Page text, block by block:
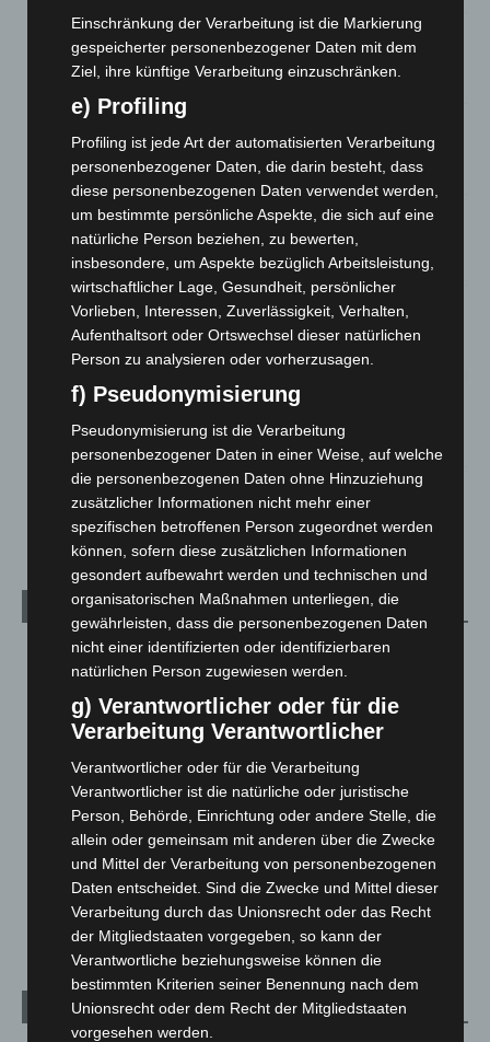
Niedersachsen: Feuerwehrkräfte kehren nach
Waldbrandeinsatz aus Spanien zurück
7. August 2026
Hannover: Erste Tigermücken-Population in Niedersachsen
entdeckt
7. August 2026
Brand im „Haus der Begegnung“ in Neuwarmbüchen schnell
eingedämmt
6. August 2026
Region Hannover: 21 neue Notfallsanitäter starten beim
Roten Kreuz
5. August 2026
Mann läuft mit Hockeyschläger über A7 – Polizei sucht
Celle: Mensch stirbt bei Bagger-Unfall auf Baustelle
5. August 2026
Kategorien
Blaulicht
Hannover und Region
Leserbriefe
Menschen
Über uns
Veranstaltungen
1.888
1.271
Archiv
Einschränkung der Verarbeitung ist die Markierung
gespeicherter personenbezogener Daten mit dem
Ziel, ihre künftige Verarbeitung einzuschränken.
e) Profiling
Profiling ist jede Art der automatisierten Verarbeitung
personenbezogener Daten, die darin besteht, dass
diese personenbezogenen Daten verwendet werden,
um bestimmte persönliche Aspekte, die sich auf eine
natürliche Person beziehen, zu bewerten,
insbesondere, um Aspekte bezüglich Arbeitsleistung,
wirtschaftlicher Lage, Gesundheit, persönlicher
Vorlieben, Interessen, Zuverlässigkeit, Verhalten,
Aufenthaltsort oder Ortswechsel dieser natürlichen
Person zu analysieren oder vorherzusagen.
f) Pseudonymisierung
Pseudonymisierung ist die Verarbeitung
personenbezogener Daten in einer Weise, auf welche
die personenbezogenen Daten ohne Hinzuziehung
zusätzlicher Informationen nicht mehr einer
spezifischen betroffenen Person zugeordnet werden
können, sofern diese zusätzlichen Informationen
gesondert aufbewahrt werden und technischen und
organisatorischen Maßnahmen unterliegen, die
gewährleisten, dass die personenbezogenen Daten
nicht einer identifizierten oder identifizierbaren
natürlichen Person zugewiesen werden.
g) Verantwortlicher oder für die
Verarbeitung Verantwortlicher
Verantwortlicher oder für die Verarbeitung
Verantwortlicher ist die natürliche oder juristische
Person, Behörde, Einrichtung oder andere Stelle, die
allein oder gemeinsam mit anderen über die Zwecke
und Mittel der Verarbeitung von personenbezogenen
Daten entscheidet. Sind die Zwecke und Mittel dieser
Verarbeitung durch das Unionsrecht oder das Recht
der Mitgliedstaaten vorgegeben, so kann der
Verantwortliche beziehungsweise können die
bestimmten Kriterien seiner Benennung nach dem
Unionsrecht oder dem Recht der Mitgliedstaaten
vorgesehen werden.